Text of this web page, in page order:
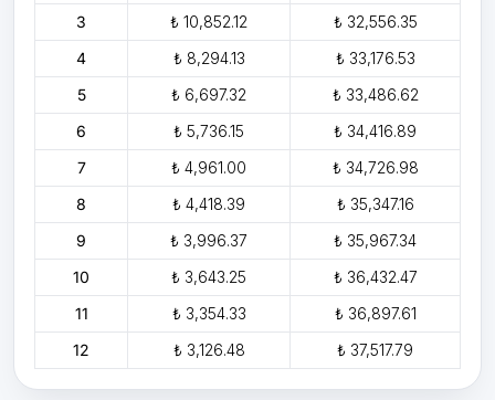
3
₺ 10,852.12
₺ 32,556.35
4
₺ 8,294.13
₺ 33,176.53
5
₺ 6,697.32
₺ 33,486.62
6
₺ 5,736.15
₺ 34,416.89
7
₺ 4,961.00
₺ 34,726.98
8
₺ 4,418.39
₺ 35,347.16
9
₺ 3,996.37
₺ 35,967.34
10
₺ 3,643.25
₺ 36,432.47
11
₺ 3,354.33
₺ 36,897.61
12
₺ 3,126.48 ₺ 37,517.79